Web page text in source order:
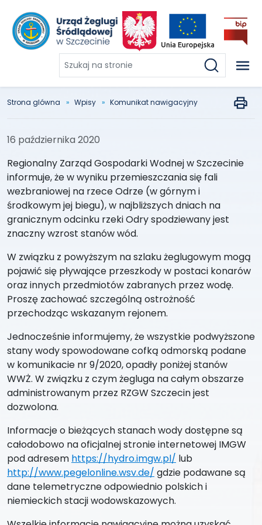
Szukaj
na
stronie
Strona glówna Wpisy Komunikat nawigacyjny
16 października 2020
Regionalny Zarząd Gospodarki Wodnej w Szczecinie
informuje, że w wyniku przemieszczania się fali
wezbraniowej na rzece Odrze (w górnym i
środkowym jej biegu), w najbliższych dniach na
granicznym odcinku rzeki Odry spodziewany jest
znaczny wzrost stanów wód.
W związku z powyższym na szlaku żeglugowym mogą
pojawić się pływające przeszkody w postaci konarów
oraz innych przedmiotów zabranych przez wodę.
Proszę zachować szczególną ostrożność
przechodząc wskazanym rejonem.
Jednocześnie informujemy, że wszystkie podwyższone
stany wody spowodowane cofką odmorską podane
w komunikacie nr 9/2020, opadły poniżej stanów
WWŻ. W związku z czym żegluga na całym obszarze
administrowanym przez RZGW Szczecin jest
dozwolona.
Informacje o bieżących stanach wody dostępne są
całodobowo na oficjalnej stronie internetowej IMGW
pod adresem https://hydro.imgw.pl/ lub
http://www.pegelonline.wsv.de/ gdzie podawane są
dane telemetryczne odpowiednio polskich i
niemieckich stacji wodowskazowych.